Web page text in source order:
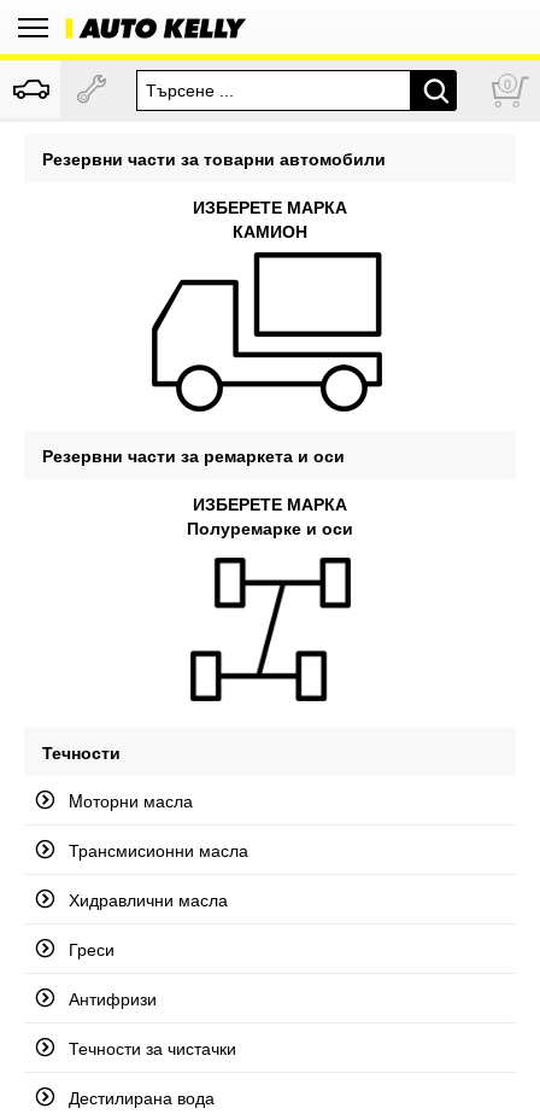
0
Резервни части за товарни автомобили
ИЗБЕРЕТЕ МАРКА
КАМИОН
Резервни части за ремаркета и оси
ИЗБЕРЕТЕ МАРКА
Полуремарке и оси
Течности
Mоторни масла
Трансмисионни масла
Хидравлични масла
Греси
Антифризи
Течности за чистачки
Дестилирана вода